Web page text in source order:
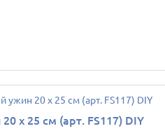
х 25 см (арт. FS117) DIY